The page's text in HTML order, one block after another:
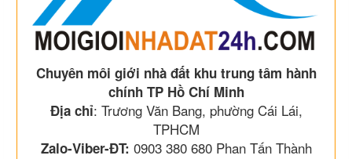
Chuyên môi giới nhà đất khu trung tâm hành
chính TP Hồ Chí Minh
Địa chỉ: Trương Văn Bang, phường Cái Lái,
TPHCM
Zalo-Viber-ĐT: 0903 380 680 Phan Tấn Thành